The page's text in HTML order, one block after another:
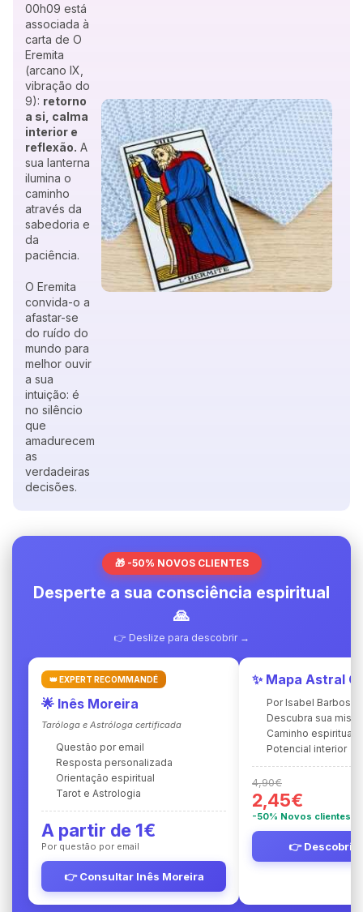
00h09 está
associada à
carta de O
Eremita
(arcano IX,
vibração do
9): retorno
a si, calma
interior e
reflexão. A
sua lanterna
ilumina o
caminho
através da
sabedoria e
da
paciência.
O Eremita
convida-o a
afastar-se
do ruído do
mundo para
melhor ouvir
a sua
intuição: é
no silêncio
que
amadurecem
as
verdadeiras
decisões.
🎁 -50% NOVOS CLIENTES
Desperte a sua consciência espiritual
🙏
👉 Deslize para descobrir →
👑 EXPERT RECOMMANDÉ
🌟 Inês Moreira
Taróloga e Astróloga certificada
Questão por email
Resposta personalizada
Orientação espiritual
Tarot e Astrologia
A partir de 1€
Por questão por email
👉 Consultar Inês Moreira
✨ Mapa Astral
Por Isabel Barbosa
Descubra sua
Caminho espiritual
Potencial interior
4,90€
2,45€
-50% Novos clientes
👉 Descobrir